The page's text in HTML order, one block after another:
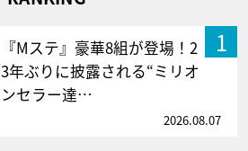
1
『Mステ』豪華8組が登場！2
3年ぶりに披露される“ミリオ
ンセラー達…
2026.08.07